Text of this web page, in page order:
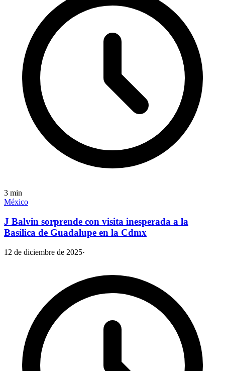
3 min
México
J Balvin sorprende con visita inesperada a la
Basílica de Guadalupe en la Cdmx
12 de diciembre de 2025·